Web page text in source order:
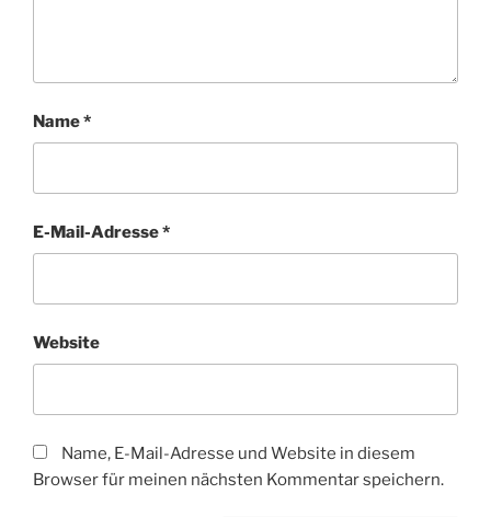
Name*
E-Mail-Adresse*
Website
Name, E-Mail-Adresse und Website in diesem
Browser für meinen nächsten Kommentar speichern.